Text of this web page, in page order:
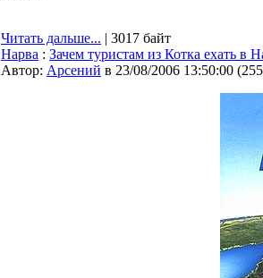
Читать дальше... | 3017 байт
Нарва : Зачем туристам из Котка ехать в
Автор: Арсений в 23/08/2006 13:50:00 (